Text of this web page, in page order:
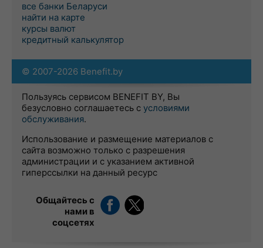
все банки Беларуси
найти на карте
курсы валют
кредитный калькулятор
© 2007-2026 Benefit.by
Пользуясь сервисом BENEFIT BY, Вы
безусловно соглашаетесь с условиями
обслуживания.
Использование и размещение материалов с
сайта возможно только с разрешения
администрации и с указанием активной
гиперссылки на данный ресурс
Общайтесь с
нами в
соцсетях